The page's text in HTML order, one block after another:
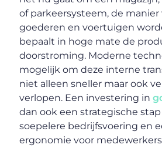
of parkeersysteem, de manier
goederen en voertuigen
bepaalt in hoge mate de
doorstroming. Moderne
mogelijk om deze interne
niet alleen sneller maar ook
verlopen. Een investering in
dan ook een strategische
soepelere bedrijfsvoering en
ergonomie voor